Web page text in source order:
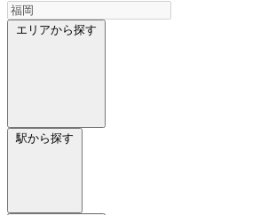
エリアから探す
駅から探す